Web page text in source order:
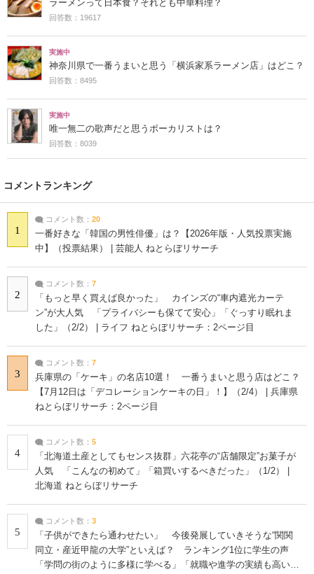
ラーメンって日本食？それとも中華料理？
回答数：19617
実施中
神奈川県で一番うまいと思う「横浜家系ラーメン店」はどこ？
回答数：8495
実施中
唯一無二の歌声だと思うボーカリストは？
回答数：8039
コメントランキング
1
コメント数： 20
一番好きな「韓国の男性俳優」は？【2026年版・人気投票実施
中】（投票結果） | 芸能人 ねとらぼリサーチ
2
コメント数： 7
「もっと早く買えば良かった」 カインズの“車内遮光カーテ
ン”が大人気 「プライバシーも保てて安心」「ぐっすり眠れま
した」（2/2） | ライフ ねとらぼリサーチ：2ページ目
3
コメント数： 7
兵庫県の「ケーキ」の名店10選！ 一番うまいと思う店はどこ？
【7月12日は「デコレーションケーキの日」！】（2/4） | 兵庫県
ねとらぼリサーチ：2ページ目
4
コメント数： 5
「北海道土産としてもセンス抜群」六花亭の“店舗限定”お菓子が
人気 「こんなの初めて」「箱買いするべきだった」（1/2） |
北海道 ねとらぼリサーチ
5
コメント数： 3
「子供ができたら通わせたい」 今後発展していきそうな“関関
同立・産近甲龍の大学”といえば？ ランキング1位に学生の声
「学問の街のように多様に学べる」「就職や進学の実績も高い」